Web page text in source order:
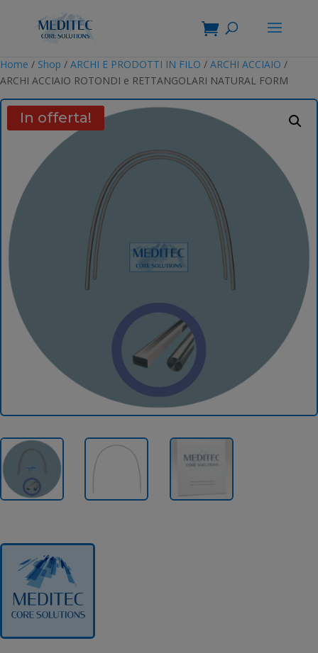
Home / Shop / ARCHI E PRODOTTI IN FILO / ARCHI ACCIAIO /
ARCHI ACCIAIO ROTONDI e RETTANGOLARI NATURAL FORM
In offerta!